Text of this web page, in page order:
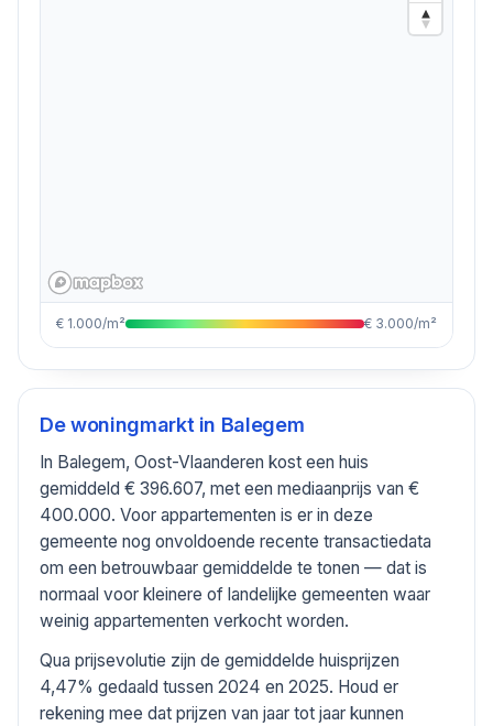
€ 1.000/m² € 3.000/m²
De woningmarkt in Balegem
In Balegem, Oost-Vlaanderen kost een huis
gemiddeld € 396.607, met een mediaanprijs van €
400.000. Voor appartementen is er in deze
gemeente nog onvoldoende recente transactiedata
om een betrouwbaar gemiddelde te tonen — dat is
normaal voor kleinere of landelijke gemeenten waar
weinig appartementen verkocht worden.
Qua prijsevolutie zijn de gemiddelde huisprijzen
4,47% gedaald tussen 2024 en 2025. Houd er
rekening mee dat prijzen van jaar tot jaar kunnen